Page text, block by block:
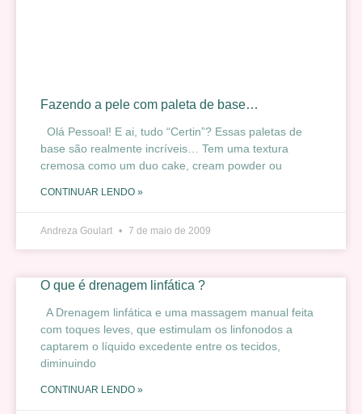
Fazendo a pele com paleta de base…
Olá Pessoal! E ai, tudo “Certin”? Essas paletas de
base são realmente incríveis… Tem uma textura
cremosa como um duo cake, cream powder ou
CONTINUAR LENDO »
Andreza Goulart 7 de maio de 2009
O que é drenagem linfática ?
A Drenagem linfática e uma massagem manual feita
com toques leves, que estimulam os linfonodos a
captarem o líquido excedente entre os tecidos,
diminuindo
CONTINUAR LENDO »